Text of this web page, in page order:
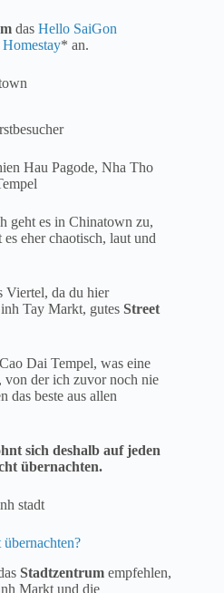
das Hello SaiGon
* an.
Hau Pagode, Nha Tho
geht es in Chinatown zu,
eher chaotisch, laut und
Viertel, da du hier
Tay Markt, gutes Street
Dai Tempel, was eine
von der ich zuvor noch nie
das beste aus allen
sich deshalb auf jeden
übernachten.
Stadtzentrum empfehlen,
Markt und die